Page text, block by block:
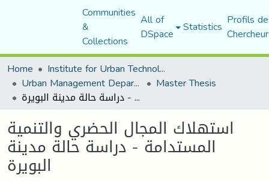
Communities
&
Collections
All of
DSpace Statistics Profils
Home
Institute for Urban Technology Management
Urban Management Department Master Thesis
استهلاك المجال الحضري والتنمية المستدامة - دراسة حالة مدينة البويرة
استهلاك المجال الحضري والتنمية
المستدامة - دراسة حالة مدينة
البويرة